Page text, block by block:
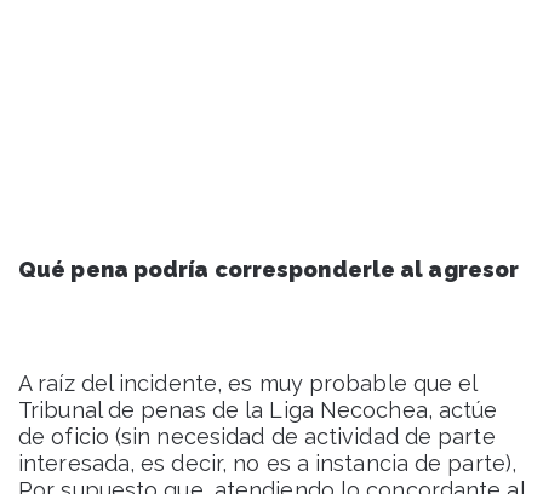
Qué pena podría corresponderle al agresor
A raíz del incidente, es muy probable que el
Tribunal de penas de la Liga Necochea, actúe
de oficio (sin necesidad de actividad de parte
interesada, es decir, no es a instancia de parte),